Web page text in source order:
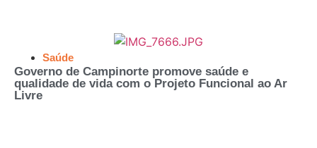
Saúde
Governo de Campinorte promove saúde e
qualidade de vida com o Projeto Funcional ao Ar
Livre